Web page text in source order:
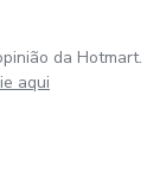
da Hotmart.
aqui